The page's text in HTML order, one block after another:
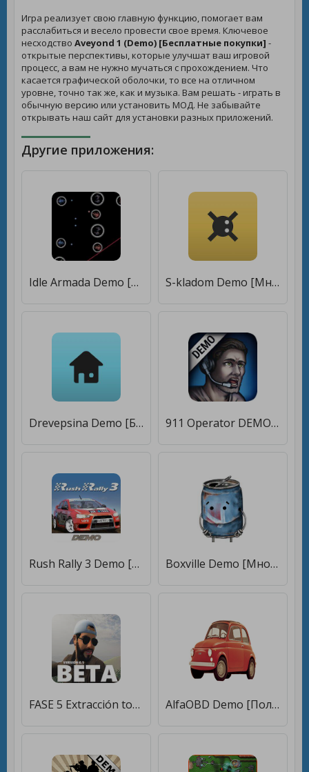
Игра реализует свою главную функцию, помогает вам
расслабиться и весело провести свое время. Ключевое
несходство Aveyond 1 (Demo) [Бесплатные покупки] -
открытые перспективы, которые улучшат ваш игровой
процесс, а вам не нужно мучаться с прохождением. Что
касается графической оболочки, то все на отличном
уровне, точно так же, как и музыка. Вам решать - играть в
обычную версию или установить МОД. Не забывайте
открывать наш сайт для установки разных приложений.
Другие приложения:
Idle Armada Demo [Бесплатные покупки] S-kladom Demo [Много денег]
Drevepsina Demo [Бесплатные покупки] 911 Operator DEMO [Бесплатные покупки]
Rush Rally 3 Demo [Много монет] Boxville Demo [Много монет]
FASE 5 Extracción total (DEMO) [Бесплатные покупки] AlfaOBD Demo [Полная версия]